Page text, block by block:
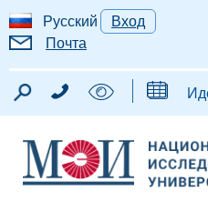
Русский
Вход
Почта